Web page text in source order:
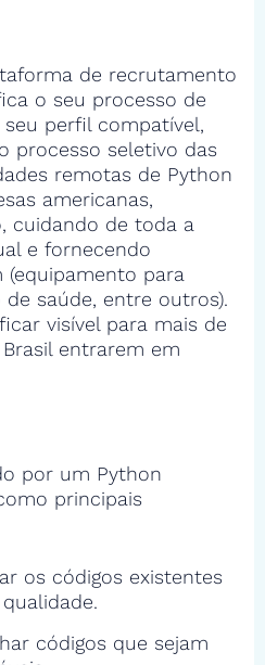
de recrutamento
o seu processo de
perfil compatível,
processo seletivo das
remotas de Python
americanas,
cuidando de toda a
e fornecendo
para
de saúde, entre outros).
visível para mais de
entrarem em
por um Python
principais
os códigos existentes
códigos que sejam